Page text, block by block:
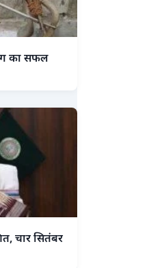
का सफल
चार सितंबर